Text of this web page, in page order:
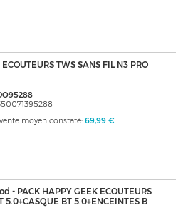
TWS SANS FIL N3 PRO
moyen constaté: 69,99 €
- PACK HAPPY GEEK ECOUTEURS
5.0+CASQUE BT 5.0+ENCEINTES B